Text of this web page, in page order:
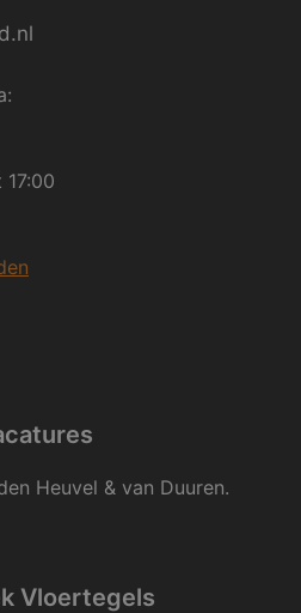
Heuvel & van Duuren.
Vloertegels